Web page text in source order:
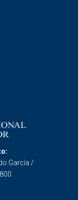
García /